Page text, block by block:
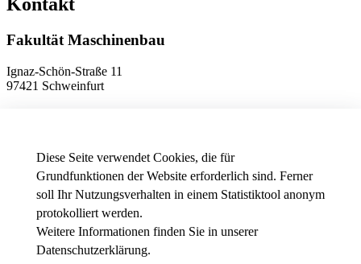
Diese Seite verwendet Cookies, die für
Grundfunktionen der Website erforderlich sind. Ferner
soll Ihr Nutzungsverhalten in einem Statistiktool anonym
protokolliert werden.
Weitere Informationen finden Sie in unserer
Datenschutzerklärung.
Fakultät Maschinenbau
Ignaz-Schön-Straße 11
97421 Schweinfurt
Datenschutzeinstellungen
News - Presse
Stellenausschreibungen der THWS